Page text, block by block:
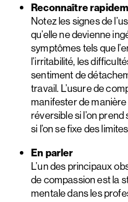
Reconnaître
Notez les signes de
qu’elle ne devienne
symptômes tels que
l’irritabilité, les
sentiment de
travail. L’usure de
manifester de
réversible si l’on prend
si l’on se fixe des
En parler
L’un des principaux
de compassion est la
mentale dans les